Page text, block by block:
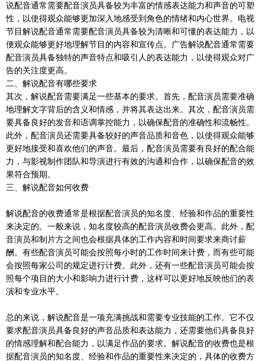
说配音通常需要配音演员具备较为丰富的情感表达能力和声音的可塑
性，以使得观众能够更加深入地感受到角色的情绪和内心世界。电视
节目解说配音通常需要配音演员具备较为清晰和可懂的表达能力，以
便观众能够更好地理解节目的内容和宣传点。广告解说配音通常需要
配音演员具备独特的声音特点和吸引人的表达能力，以使得观众对广
告的关注度更高。
二、解说配音有哪些要求
其次，解说配音需要满足一些基本的要求。首先，配音演员需要准确
地理解文字背后的含义和情感，并将其表达出来。其次，配音演员需
要具备良好的发音和语调掌控能力，以确保配音的准确性和流畅性。
此外，配音演员还需要具备较好的声音品质和音色，以使得观众能够
更好地接受和喜欢他们的声音。最后，配音演员需要有良好的配合能
力，与影视制作团队和导演进行有效的沟通和合作，以确保配音的效
果符合预期。
三、解说配音如何收费
解说配音的收费通常是根据配音演员的知名度、经验和作品的重要性
来决定的。一般来说，知名度较高的配音演员收费会更高。此外，配
音演员和制片方之间也会根据具体的工作内容和时间要求来商讨薪
酬。有些配音演员可能会按照每小时的工作时间来计费，而有些可能
会按照每家公司的规定进行计费。此外，还有一些配音演员可能会按
照每个项目的大小和影响力进行计费，这样可以更好地反映他们的表
演和专业水平。
总的来说，解说配音是一项充满挑战和需要专业技能的工作。它不仅
要求配音演员具备良好的声音品质和表达能力，还需要他们具备良好
的情感理解和配合能力，以满足作品的要求。解说配音的收费也是根
据配音演员的知名度、经验和作品的重要性来决定的，具体的收费方